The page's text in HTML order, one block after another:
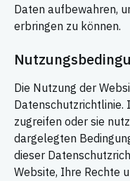
Daten aufbewahren,
erbringen zu können.
Die Nutzung der
Datenschutzrichtlinie.
zugreifen oder sie
dargelegten
dieser
Website, Ihre Rechte